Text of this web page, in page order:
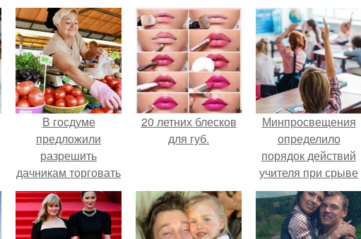
В госдуме
предложили
разрешить
дачникам торговать
своей
сельхозпродукцией
в людных местах.
20 летних блесков
для губ.
Минпросвещения
определило
порядок действий
учителя при срыве
урока.